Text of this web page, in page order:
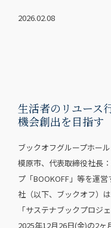
2026.02.08
生活者のリユース
機会創出を目指す
ブックオフグループホー
模原市、代表取締役社長
プ「BOOKOFF」等を運
社（以下、ブックオフ）
「サステナブックプロジ
2025年12月26日(金)の2